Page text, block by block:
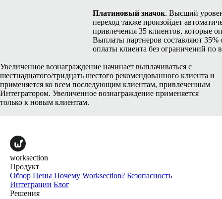
Платиновый значок. Высший
переход также произойдет
привлечения 35 клиентов, которые
Выплаты партнеров составляют 35%
оплаты клиента без ограничений по
Увеличенное вознаграждение начинает выплачиваться с
шестнадцатого/тридцать шестого рекомендованного клиента и
применяется ко всем последующим клиентам, привлеченным
Интегратором. Увеличенное вознаграждение применяется
только к новым клиентам.
worksection
Продукт
Обзор Цены Почему Worksection? Безопасность
Интеграции Блог
Решения